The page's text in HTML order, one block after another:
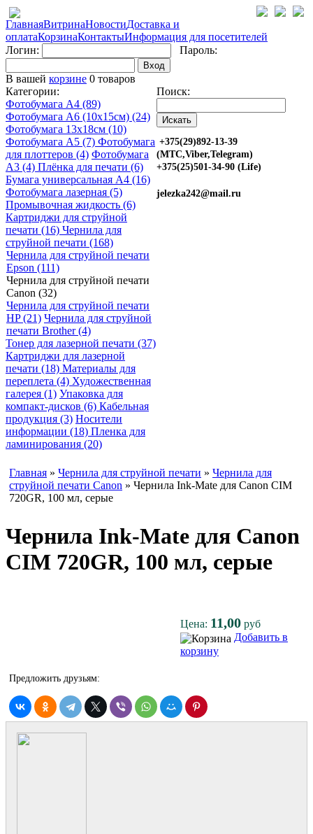
ГлавнаяВитринаНовостиДоставка и
оплатаКорзинаКонтактыИнформация для посетителей
Логин:
Пароль:
Вход
В вашей корзине 0 товаров
Категории:
Фотобумага A4 (89)
Фотобумага A6 (10х15см) (24)
Фотобумага 13х18см (10)
Фотобумага A5 (7) Фотобумага
для плоттеров (4) Фотобумага
A3 (4) Плёнка для печати (6)
Бумага универсальная A4 (16)
Фотобумага лазерная (5)
Промывочная жидкость (6)
Картриджи для струйной
печати (16) Чернила для
струйной печати (168)
Чернила для струйной печати
Epson (111)
Чернила для струйной печати
Canon (32)
Чернила для струйной печати
HP (21) Чернила для струйной
печати Brother (4)
Тонер для лазерной печати (37)
Картриджи для лазерной
печати (18) Материалы для
переплета (4) Художественная
галерея (1) Упаковка для
компакт-дисков (6) Кабельная
продукция (3) Носители
информации (18) Пленка для
ламинирования (20)
Поиск:
+375(29)892-13-39
(МТС,Viber,Telegram)
+375(25)501-34-90 (Life)
jelezka242@mail.ru
Главная » Чернила для струйной печати » Чернила для
струйной печати Canon » Чернила Ink-Mate для Canon CIM
720GR, 100 мл, серые
Чернила Ink-Mate для Canon
CIM 720GR, 100 мл, серые
Цена: 11,00 руб
Добавить в
корзину
Предложить друзьям: